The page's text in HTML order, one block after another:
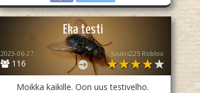
Eka testi
116
2023-06-27 Juukis225 Roblox
Moikka kaikille. Oon uus testivelho.